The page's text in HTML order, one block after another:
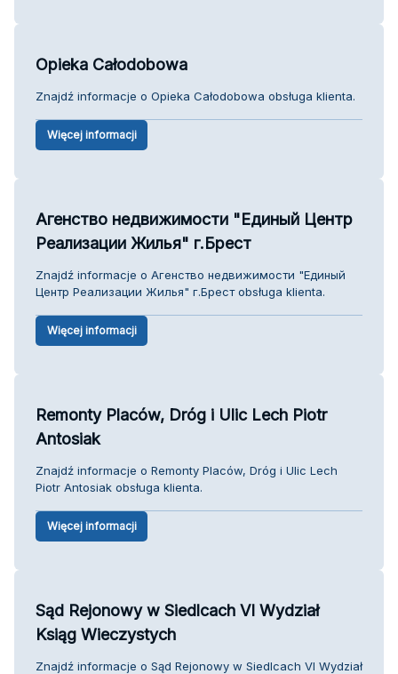
Opieka Całodobowa
Znajdź informacje o Opieka Całodobowa obsługa klienta.
Więcej informacji
Агенство недвижимости "Единый Центр
Реализации Жилья" г.Брест
Znajdź informacje o Агенство недвижимости "Единый
Центр Реализации Жилья" г.Брест obsługa klienta.
Więcej informacji
Remonty Placów, Dróg i Ulic Lech Piotr
Antosiak
Znajdź informacje o Remonty Placów, Dróg i Ulic Lech
Piotr Antosiak obsługa klienta.
Więcej informacji
Sąd Rejonowy w Siedlcach VI Wydział
Ksiąg Wieczystych
Znajdź informacje o Sąd Rejonowy w Siedlcach VI Wydział